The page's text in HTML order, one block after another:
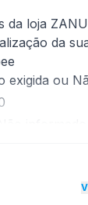
da loja
da
exigida ou
dará
sobre